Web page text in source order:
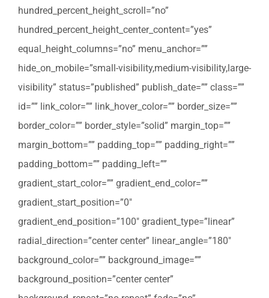
hundred_percent_height_scroll=”no”
hundred_percent_height_center_content=”yes”
equal_height_columns=”no” menu_anchor=””
hide_on_mobile=”small-visibility,medium-visibility,large-
visibility” status=”published” publish_date=”” class=””
id=”” link_color=”” link_hover_color=”” border_size=””
border_color=”” border_style=”solid” margin_top=””
margin_bottom=”” padding_top=”” padding_right=””
padding_bottom=”” padding_left=””
gradient_start_color=”” gradient_end_color=””
gradient_start_position=”0″
gradient_end_position=”100″ gradient_type=”linear”
radial_direction=”center center” linear_angle=”180″
background_color=”” background_image=””
background_position=”center center”